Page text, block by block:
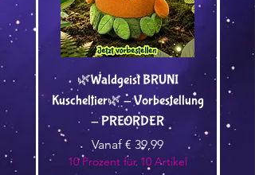
🌿Waldgeist BRUNI
Kuscheltier🌿 - Vorbestellung
- PREORDER
Vanaf € 39,99
Verkoopprijs
10 Prozent für 10 Artikel